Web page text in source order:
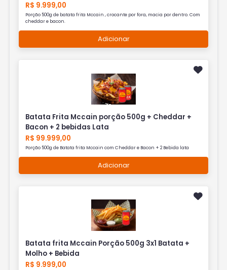
R$ 9.999,00
Porção 500g de batata frita Mccain , crocante por fora, macia por dentro. Com
cheddar e bacon.
Adicionar
Batata Frita Mccain porção 500g + Cheddar +
Bacon + 2 bebidas Lata
R$ 99.999,00
Porção 500g de Batata frita Mccain com Cheddar e Bacon + 2 Bebida lata
Adicionar
Batata frita Mccain Porção 500g 3x1 Batata +
Molho + Bebida
R$ 9.999,00